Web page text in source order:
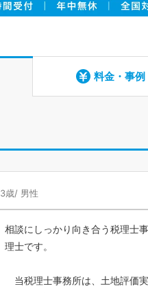
料金・事例
歳/ 男性
相談にしっかり向き合う税理士
理士です。
当税理士事務所は、土地評価